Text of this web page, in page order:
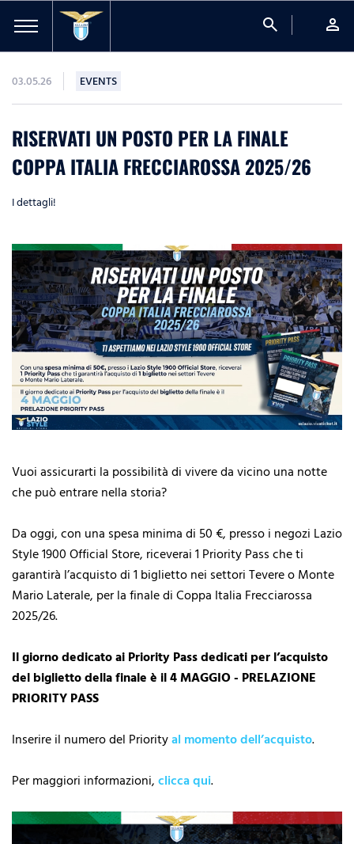
search person
03.05.26 EVENTS
RISERVATI UN POSTO PER LA FINALE
COPPA ITALIA FRECCIAROSSA 2025/26
I dettagli!
Vuoi assicurarti la possibilità di vivere da vicino una notte
che può entrare nella storia?
Da oggi, con una spesa minima di 50 €, presso i negozi Lazio
Style 1900 Official Store, riceverai 1 Priority Pass che ti
garantirà l’acquisto di 1 biglietto nei settori Tevere o Monte
Mario Laterale, per la finale di Coppa Italia Frecciarossa
2025/26.
Il giorno dedicato ai Priority Pass dedicati per l’acquisto
del biglietto della finale è il 4 MAGGIO - PRELAZIONE
PRIORITY PASS
Inserire il numero del Priorityal momento dell’acquisto.
Per maggiori informazioni,clicca qui.